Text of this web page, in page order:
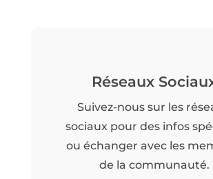
Réseaux
Suivez-nous sur les
sociaux pour des infos
ou échanger avec les
de la communauté.